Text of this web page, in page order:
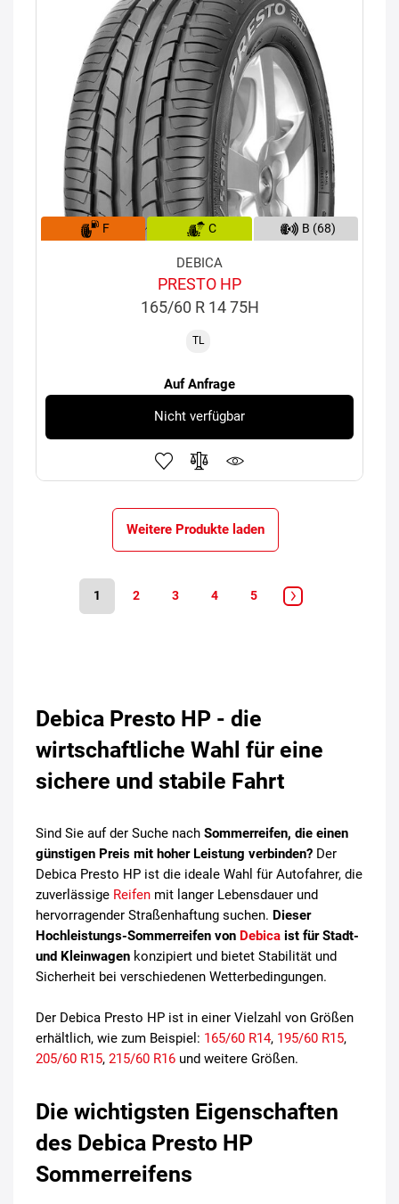
F C B (68)
DEBICA
PRESTO HP
165/60 R 14 75H
TL
Auf Anfrage
Nicht verfügbar
Weitere Produkte laden
1 2 3 4 5
Debica Presto HP - die
wirtschaftliche Wahl für eine
sichere und stabile Fahrt
Sind Sie auf der Suche nach Sommerreifen, die einen
günstigen Preis mit hoher Leistung verbinden? Der
Debica Presto HP ist die ideale Wahl für Autofahrer, die
zuverlässige Reifen mit langer Lebensdauer und
hervorragender Straßenhaftung suchen. Dieser
Hochleistungs-Sommerreifen von Debica ist für Stadt-
und Kleinwagen konzipiert und bietet Stabilität und
Sicherheit bei verschiedenen Wetterbedingungen.
Der Debica Presto HP ist in einer Vielzahl von Größen
erhältlich, wie zum Beispiel: 165/60 R14, 195/60 R15,
205/60 R15, 215/60 R16 und weitere Größen.
Die wichtigsten Eigenschaften
des Debica Presto HP
Sommerreifens